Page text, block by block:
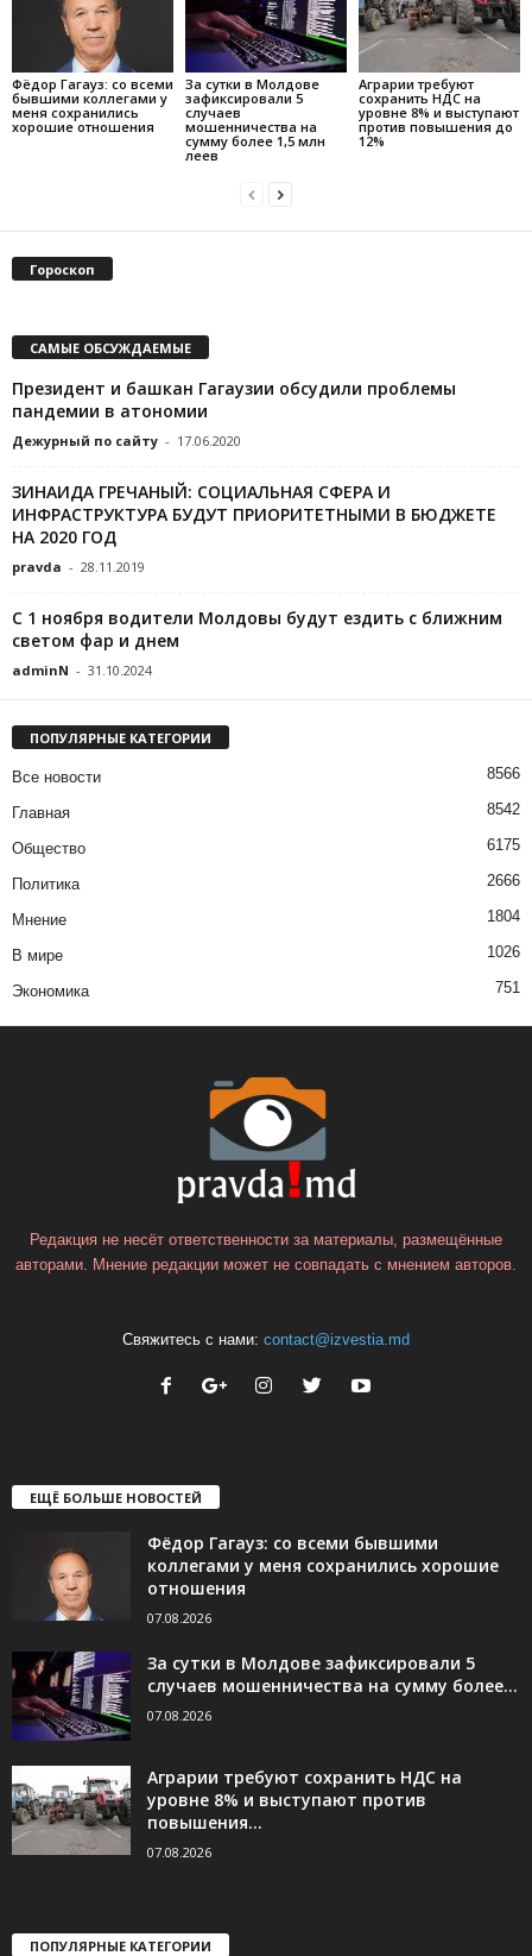
Фёдор Гагауз: со всеми
бывшими коллегами у
меня сохранились
хорошие отношения
За сутки в Молдове
зафиксировали 5
случаев
мошенничества на
сумму более 1,5 млн
леев
Аграрии требуют
сохранить НДС на
уровне 8% и выступают
против повышения до
12%
Гороскоп
САМЫЕ ОБСУЖДАЕМЫЕ
Президент и башкан Гагаузии обсудили проблемы
пандемии в атономии
Дежурный по сайту - 17.06.2020
ЗИНАИДА ГРЕЧАНЫЙ: СОЦИАЛЬНАЯ СФЕРА И
ИНФРАСТРУКТУРА БУДУТ ПРИОРИТЕТНЫМИ В БЮДЖЕТЕ
НА 2020 ГОД
pravda - 28.11.2019
С 1 ноября водители Молдовы будут ездить с ближним
светом фар и днем
adminN - 31.10.2024
ПОПУЛЯРНЫЕ КАТЕГОРИИ
Все новости 8566
Главная 8542
Общество 6175
Политика 2666
Мнение 1804
В мире 1026
Экономика 751
Редакция не несёт ответственности за материалы, размещённые
авторами. Мнение редакции может не совпадать с мнением авторов.
Свяжитесь с нами: contact@izvestia.md
ЕЩЁ БОЛЬШЕ НОВОСТЕЙ
Фёдор Гагауз: со всеми бывшими
коллегами у меня сохранились хорошие
отношения
07.08.2026
За сутки в Молдове зафиксировали 5
случаев мошенничества на сумму более...
07.08.2026
Аграрии требуют сохранить НДС на
уровне 8% и выступают против
повышения...
07.08.2026
ПОПУЛЯРНЫЕ КАТЕГОРИИ